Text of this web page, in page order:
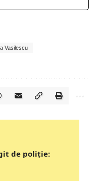
Vasilescu
de poliție: